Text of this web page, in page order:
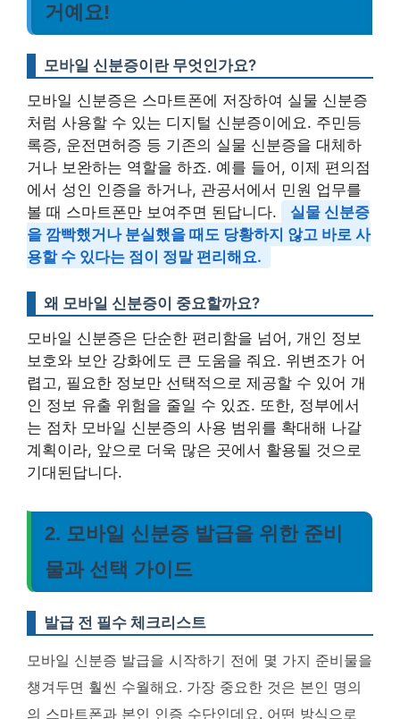
거예요!
모바일 신분증이란 무엇인가요?
모바일 신분증은 스마트폰에 저장하여 실물 신분증
처럼 사용할 수 있는 디지털 신분증이에요. 주민등
록증, 운전면허증 등 기존의 실물 신분증을 대체하
거나 보완하는 역할을 하죠. 예를 들어, 이제 편의점
에서 성인 인증을 하거나, 관공서에서 민원 업무를
볼 때 스마트폰만 보여주면 된답니다.
실물 신분증
을 깜빡했거나 분실했을 때도 당황하지 않고 바로 사
용할 수 있다는 점이 정말 편리해요.
왜 모바일 신분증이 중요할까요?
모바일 신분증은 단순한 편리함을 넘어, 개인 정보
보호와 보안 강화에도 큰 도움을 줘요. 위변조가 어
렵고, 필요한 정보만 선택적으로 제공할 수 있어 개
인 정보 유출 위험을 줄일 수 있죠. 또한, 정부에서
는 점차 모바일 신분증의 사용 범위를 확대해 나갈
계획이라, 앞으로 더욱 많은 곳에서 활용될 것으로
기대된답니다.
2. 모바일 신분증 발급을 위한 준비
물과 선택 가이드
발급 전 필수 체크리스트
모바일 신분증 발급을 시작하기 전에 몇 가지 준비물을
챙겨두면 훨씬 수월해요. 가장 중요한 것은 본인 명의
의 스마트폰과 본인 인증 수단인데요. 어떤 방식으로